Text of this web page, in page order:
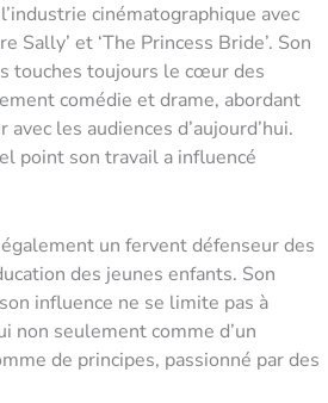
cinématographique avec
Sally’ et ‘The Princess Bride’. Son
touches toujours le cœur des
comédie et drame, abordant
les audiences d’aujourd’hui.
point son travail a influencé
un fervent défenseur des
des jeunes enfants. Son
influence ne se limite pas à
non seulement comme d’un
de principes, passionné par des